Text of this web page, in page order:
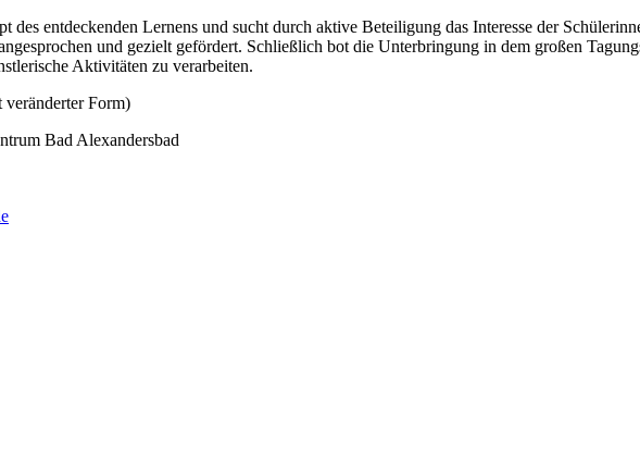
des entdeckenden Lernens und sucht durch aktive Beteiligung das Interesse der
und gezielt gefördert. Schließlich bot die Unterbringung in dem großen
Aktivitäten zu verarbeiten.
Form)
Bad Alexandersbad